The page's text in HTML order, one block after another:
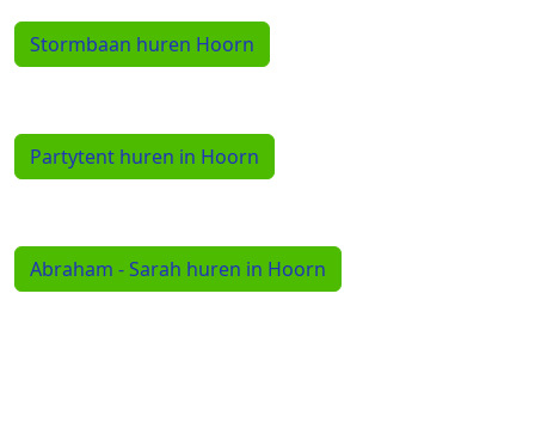
Stormbaan huren Hoorn
Partytent huren in Hoorn
Abraham - Sarah huren in Hoorn